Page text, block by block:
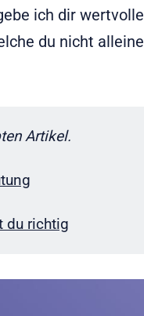
ich dir wertvolle
du nicht alleine
Artikel.
du richtig